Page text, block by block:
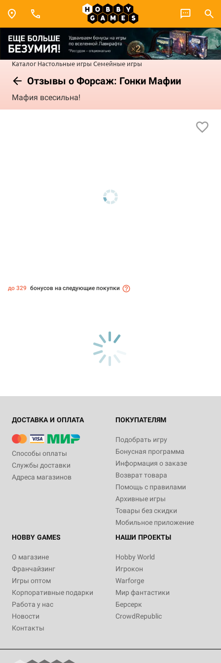
Каталог Настольные игры Семейные игры
Отзывы о Форсаж: Гонки Мафии
Мафия всесильна!
до 329 бонусов на следующие покупки
ДОСТАВКА И ОПЛАТА
Способы оплаты
Службы доставки
Адреса магазинов
ПОКУПАТЕЛЯМ
Подобрать игру
Бонусная программа
Информация о заказе
Возврат товара
Помощь с правилами
Архивные игры
Товары без скидки
Мобильное приложение
HOBBY GAMES
О магазине
Франчайзинг
Игры оптом
Корпоративные подарки
Работа у нас
Новости
Контакты
НАШИ ПРОЕКТЫ
Hobby World
Игрокон
Warforge
Мир фантастики
Берсерк
CrowdRepublic